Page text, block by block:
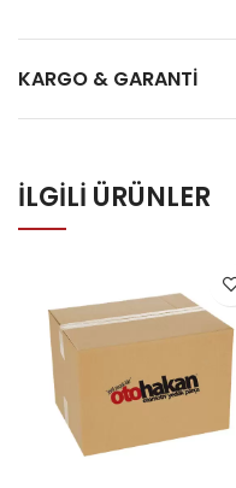
KARGO & GARANTI
İLGILI ÜRÜNLER